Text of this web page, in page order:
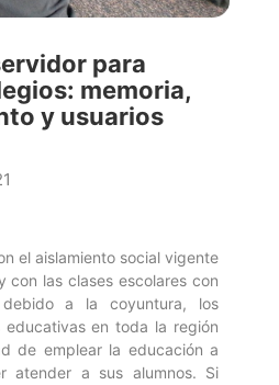
para
memoria,
y usuarios
el aislamiento social vigente
con las clases escolares con
a la coyuntura, los
en toda la región
de emplear la educación a
atender a sus alumnos. Si